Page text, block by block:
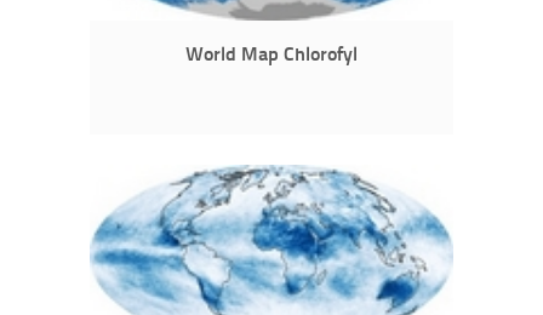
World Map Chlorofyl